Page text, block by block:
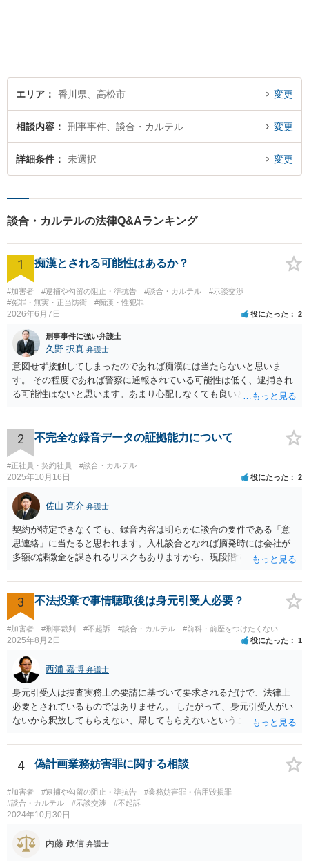
エリア 香川県、高松市 変更
相談内容 刑事事件、談合・カルテル 変更
詳細条件 未選択 変更
談合・カルテルの法律Q&Aランキング
1 痴漢とされる可能性はあるか？
#加害者 #逮捕や勾留の阻止・準抗告 #談合・カルテル
#示談交渉
#冤罪・無実・正当防衛
#痴漢・性犯罪
2026年6月7日 役にたった 2
刑事事件に強い弁護士
久野 択真 弁護士
意図せず接触してしまったのであれば痴漢には当たらないと思いま
す。 その程度であれば警察に通報されている可能性は低く、逮捕され
る可能性はないと思います。あまり心配しなくても良いと思います。
2 不完全な録音データの証拠能力について
#正社員・契約社員 #談合・カルテル
2025年10月16日 役にたった 2
佐山 亮介 弁護士
契約が特定できなくても、録音内容は明らかに談合の要件である「意
思連絡」に当たると思われます。入札談合となれば摘発時には会社が
多額の課徴金を課されるリスクもありますから、現段階で通報するこ
3 不法投棄で事情聴取後は身元引受人必要？
#加害者 #刑事裁判 #不起訴 #談合・カルテル #前科・前歴をつけたくない
2025年8月2日 役にたった 1
西浦 嘉博 弁護士
身元引受人は捜査実務上の要請に基づいて要求されるだけで、法律上
必要とされているものではありません。 したがって、身元引受人がい
ないから釈放してもらえない、帰してもらえないということはありま
縁関係にある人に身元を託し、身柄引受書に署名・押印をさせ、被疑
者の釈放後の社会生活に一定の監督機能が果たされ得ると考える形に
ならばその旨を捜査機関に申し出られれば良いでしょう。 上記、ご参
考ください。
4 偽計画業務妨害罪に関する相談
#加害者 #逮捕や勾留の阻止・準抗告
#業務妨害罪・信用毀損罪
#談合・カルテル
#示談交渉 #不起訴
2024年10月30日
内藤 政信 弁護士